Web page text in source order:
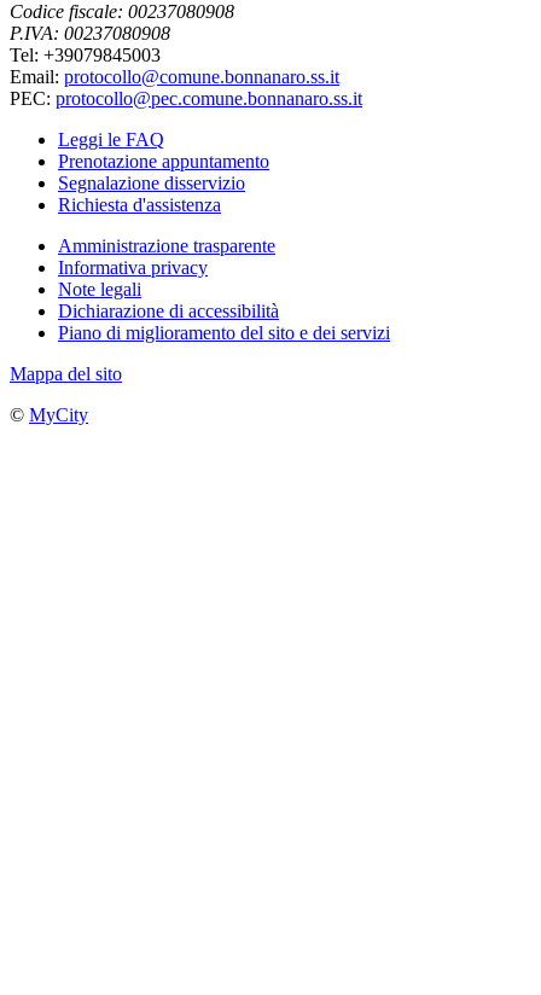
Codice fiscale: 00237080908
P.IVA: 00237080908
Tel: +39079845003
Email: protocollo@comune.bonnanaro.ss.it
PEC: protocollo@pec.comune.bonnanaro.ss.it
Leggi le FAQ
Prenotazione appuntamento
Segnalazione disservizio
Richiesta d'assistenza
Amministrazione trasparente
Informativa privacy
Note legali
Dichiarazione di accessibilità
Piano di miglioramento del sito e dei servizi
Mappa del sito
© MyCity